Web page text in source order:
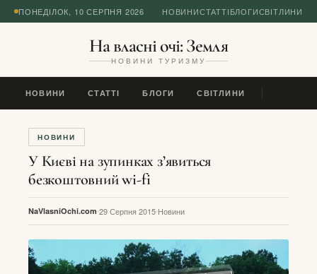
ПОНЕДІЛОК, 10 СЕРПНЯ 2026 НОВИНИСТАТТІБЛОГИСВІТЛИНИ
На власні очі: Земля
НОВИНИ ТУРИЗМУ
НОВИНИ СТАТТІ БЛОГИ СВІТЛИНИ
НОВИНИ
У Києві на зупинках з’явиться
безкоштовний wi-fi
NaVlasniOchi.com 29 Серпня 2015 Новини